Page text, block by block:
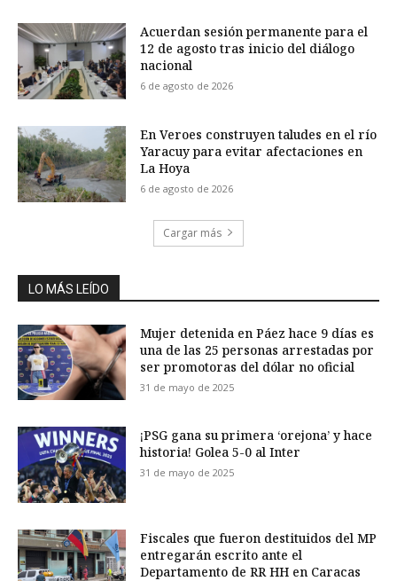
Acuerdan sesión permanente para el
12 de agosto tras inicio del diálogo
nacional
6 de agosto de 2026
En Veroes construyen taludes en el río
Yaracuy para evitar afectaciones en
La Hoya
6 de agosto de 2026
Cargar más
LO MÁS LEÍDO
Mujer detenida en Páez hace 9 días es
una de las 25 personas arrestadas por
ser promotoras del dólar no oficial
31 de mayo de 2025
¡PSG gana su primera ‘orejona’ y hace
historia! Golea 5-0 al Inter
31 de mayo de 2025
Fiscales que fueron destituidos del MP
entregarán escrito ante el
Departamento de RR HH en Caracas